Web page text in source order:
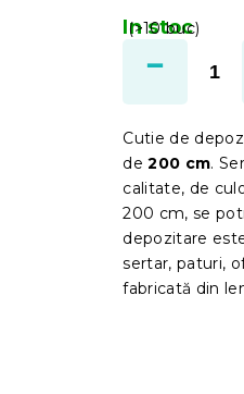
In stoc
(>10 buc)
Cutie de
de200 cm.
calitate, de
200 cm, se
depozitare
sertar, paturi,
fabricată din